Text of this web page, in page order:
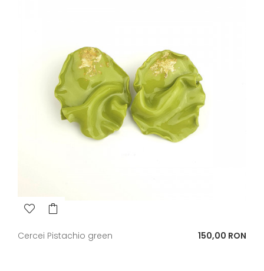
Cercei Pistachio green Pret
150,00 RON